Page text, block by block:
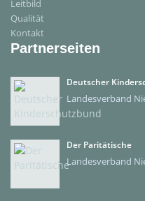
Leitbild
Qualität
Kontakt
Partnerseiten
Deutscher
Landesverband
Der Paritätische
Landesverband